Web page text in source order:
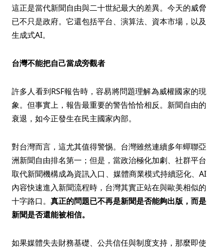
這正是當代新聞自由與二十世紀最大的差異。今天的威脅
已不只是政府。它還包括平台、演算法、資本市場，以及
生成式AI。
台灣不能把自己當成旁觀者
許多人看到RSF報告時，容易將問題理解為威權國家的現
象。但事實上，報告最重要的警告恰恰相反。新聞自由的
衰退，如今正發生在民主國家內部。
對台灣而言，這尤其值得警惕。台灣雖然連續多年蟬聯亞
洲新聞自由排名第一；但是，當政治極化加劇、社群平台
取代新聞機構成為資訊入口、媒體商業模式持續惡化、AI
內容快速進入新聞流程時，台灣其實正站在與歐美相似的
十字路口。 真正的問題已不再是新聞是否能夠出版，而是
新聞是否還能被相信。
如果媒體失去財務基礎、公共信任與制度支持，那麼即使